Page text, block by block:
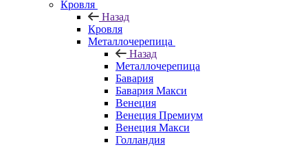
Кровля
Назад
Кровля
Металлочерепица
Назад
Металлочерепица
Бавария
Бавария Макси
Венеция
Венеция Премиум
Венеция Макси
Голландия